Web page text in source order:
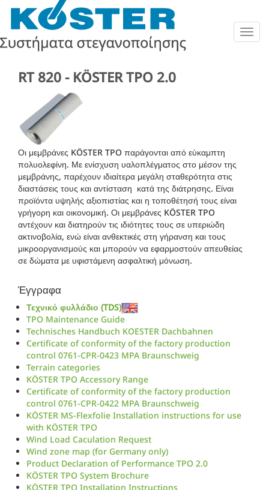
RT 820 - KÖSTER TPO 2.0
Οι μεμβράνες KÖSTER TPO παράγονται από εύκαμπτη
πολυολεφίνη. Με ενίσχυση υαλοπλέγματος στο μέσον της
μεμβράνης, παρέχουν ιδιαίτερα μεγάλη σταθερότητα στις
διαστάσεις τους και αντίσταση κατά της διάτρησης. Είναι
προϊόντα υψηλής αξιοπιστίας και η τοποθέτησή τους είναι
γρήγορη και οικονομική. Οι μεμβράνες KÖSTER TPO
αντέχουν και διατηρούν τις ιδιότητες τους σε υπεριώδη
ακτινοβολία, ενώ είναι ανθεκτικές στη γήρανση και τους
μικροοργανισμούς και μπορούν να εφαρμοστούν απευθείας
σε δώματα με υφιστάμενη ασφαλτική μόνωση.
Έγγραφα
Τεχνικό φυλλάδιο (TDS)
TPO Maintenance Guide
Technisches Handbuch KOESTER Dachbahnen
Certificate of conformity of the factory production
control 0761-CPR-0423 MPA Braunschweig
Terrain categories
KÖSTER TPO Accessory Range
Certificate of conformity of the factory production
control 0761-CPR-0422 MPA Braunschweig
KÖSTER MS-Flexfolie Installation instructions for use
with KÖSTER TPO
Wind Load Caculation Request
Wind zone map (for Germany only)
Product Declaration of Performance TPO 2.0
KÖSTER TPO System Brochure
KÖSTER TPO Installation Instructions